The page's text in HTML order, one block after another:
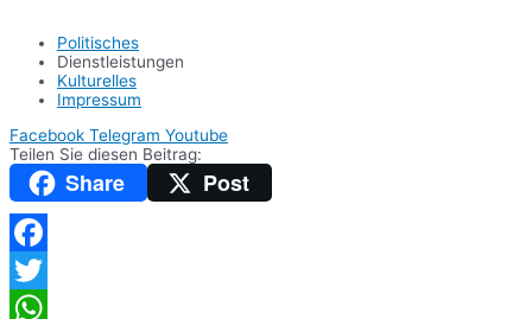
Politisches
Dienstleistungen
Kulturelles
Impressum
Facebook Telegram Youtube
Teilen Sie diesen Beitrag:
Share Post
Facebook
Twitter